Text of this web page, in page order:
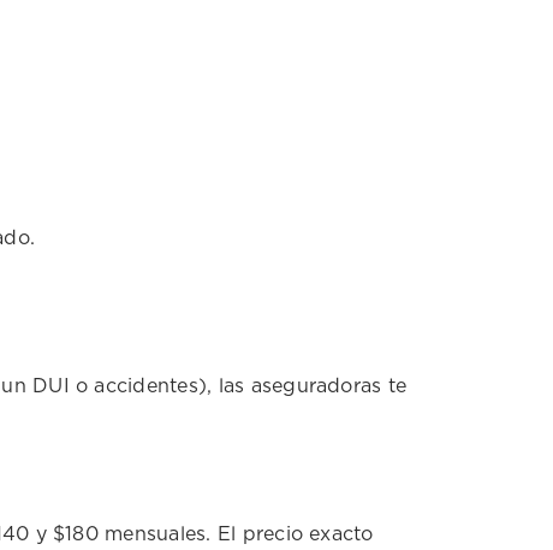
DUI o accidentes), las aseguradoras te
y $180 mensuales. El precio exacto